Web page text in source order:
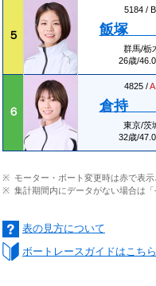
５
5184 /
飯塚
群馬/栃
26歳/
６
4825 /
倉持
東京/茨
32歳/
モーター・ボート変更時は赤で表示
集計期間内にデータがない場合は「
表の見方について
ボートレースガイドはこちら